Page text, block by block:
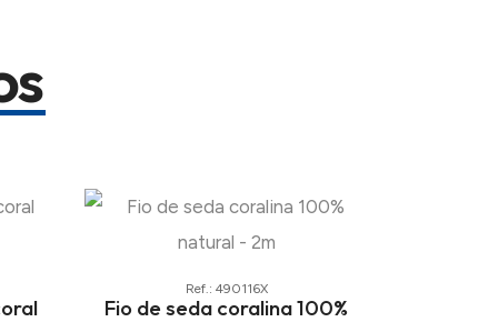
Ref.: 490116X
Fio de seda coralina 100%